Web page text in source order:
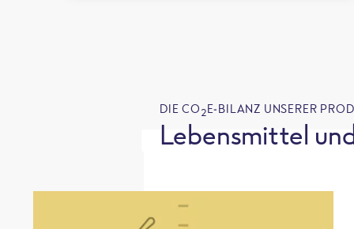
DIE CO2E-BILANZ UNSERER
Lebensmittel